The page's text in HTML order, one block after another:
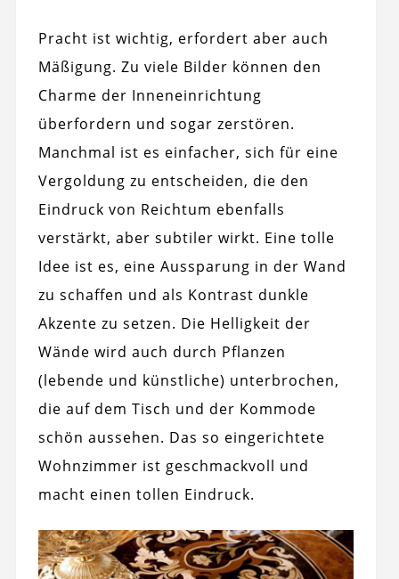
Pracht ist wichtig, erfordert aber auch
Mäßigung. Zu viele Bilder können den
Charme der Inneneinrichtung
überfordern und sogar zerstören.
Manchmal ist es einfacher, sich für eine
Vergoldung zu entscheiden, die den
Eindruck von Reichtum ebenfalls
verstärkt, aber subtiler wirkt. Eine tolle
Idee ist es, eine Aussparung in der Wand
zu schaffen und als Kontrast dunkle
Akzente zu setzen. Die Helligkeit der
Wände wird auch durch Pflanzen
(lebende und künstliche) unterbrochen,
die auf dem Tisch und der Kommode
schön aussehen. Das so eingerichtete
Wohnzimmer ist geschmackvoll und
macht einen tollen Eindruck.